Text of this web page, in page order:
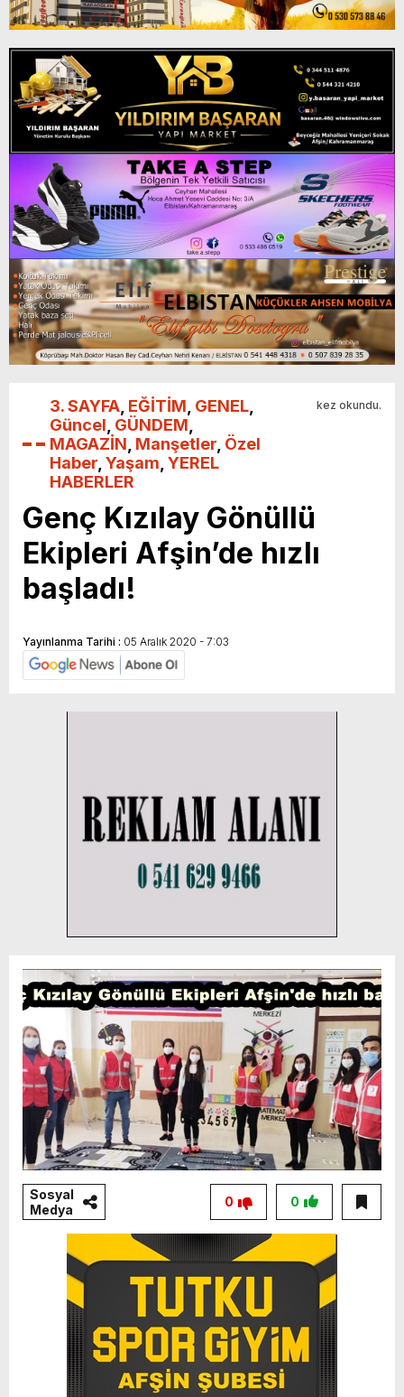
3. SAYFA EĞİTİM GENEL
Güncel GÜNDEM
MAGAZİN Manşetler Özel
Haber Yaşam YEREL
HABERLER
kez okundu.
Genç Kızılay Gönüllü
Ekipleri Afşin’de hızlı
başladı!
Yayınlanma Tarihi : 05 Aralık 2020 - 7:03
Sosyal
Medya
0
0